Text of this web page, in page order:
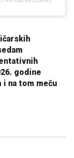
godine
na tom meču